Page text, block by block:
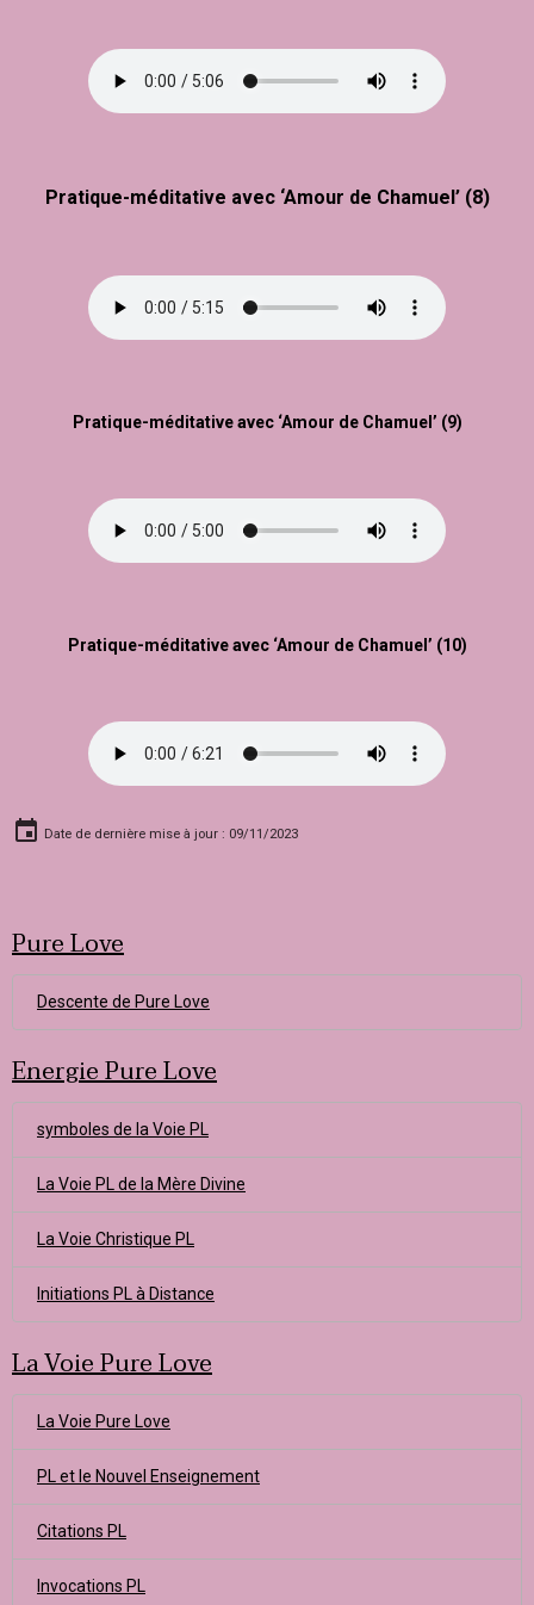
Pratique-méditative avec ‘Amour de Chamuel’ (8)
Pratique-méditative avec ‘Amour de Chamuel’ (9)
Pratique-méditative avec ‘Amour de Chamuel’ (10)
Date de dernière mise à jour : 09/11/2023
Pure Love
Descente de Pure Love
Energie Pure Love
symboles de la Voie PL
La Voie PL de la Mère Divine
La Voie Christique PL
Initiations PL à Distance
La Voie Pure Love
La Voie Pure Love
PL et le Nouvel Enseignement
Citations PL
Invocations PL